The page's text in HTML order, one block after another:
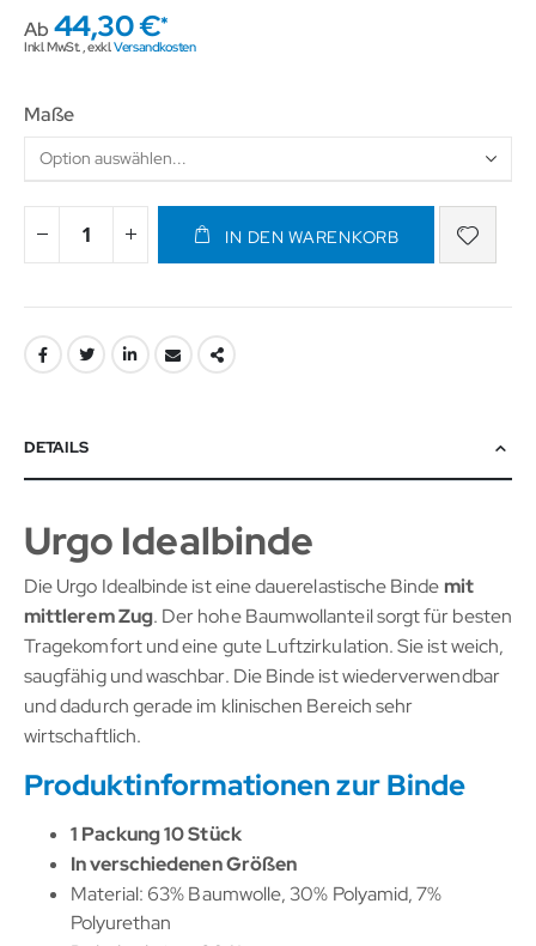
Ab 44,30 €
Inkl. MwSt.,exkl.Versandkosten
Maße
IN DEN WARENKORB
DETAILS
Urgo Idealbinde
Die Urgo Idealbinde ist eine dauerelastische Bindemit
mittlerem Zug. Der hohe Baumwollanteil sorgt für besten
Tragekomfort und eine gute Luftzirkulation. Sie ist weich,
saugfähig und waschbar. Die Binde ist wiederverwendbar
und dadurch gerade im klinischen Bereich sehr
wirtschaftlich.
Produktinformationen zur Binde
1 Packung 10 Stück
In verschiedenen Größen
Material: 63% Baumwolle, 30% Polyamid, 7%
Polyurethan